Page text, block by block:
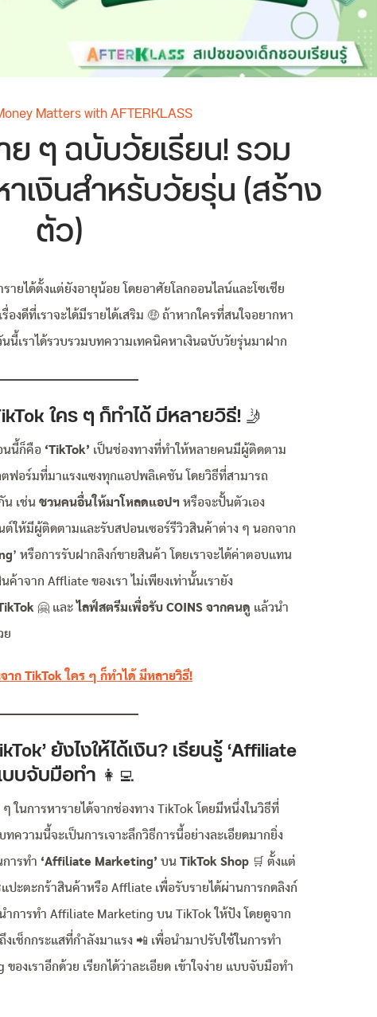
Matters with AFTERKLASS
ย ๆ ฉบับวัยเรียน! รวม
เงินสำหรับวัยรุ่น (สร้าง
ตัว)
ายได้ตั้งแต่ยังอายุน้อย โดยอาศัยโลกออนไลน์และโซเชีย
องดีที่เราจะได้มีรายได้เสริม 🤑 ถ้าหากใครที่สนใจอยากหา
นี้เราได้รวบรวมบทความเทคนิคหาเงินฉบับวัยรุ่นมาฝาก
ใคร ๆ ก็ทำได้ มีหลายวิธี!🤳
นนี้ก็คือ ‘TikTok’ เป็นช่องทางที่ทำให้หลายคนมีผู้ติดตาม
ฟอร์มที่มาแรงแซงทุกแอปพลิเคชัน โดยวิธีที่สามารถ
น เช่น ชวนคนอื่นให้มาโหลดแอปฯ หรือจะปั้นตัวเอง
ต์ให้มีผู้ติดตามและรับสปอนเซอร์รีวิวสินค้าต่าง ๆ นอกจาก
’ หรือการรับฝากลิงก์ขายสินค้า โดยเราจะได้ค่าตอบแทน
าจาก Affliate ของเรา ไม่เพียงเท่านั้นเรายัง
🤗 และ ไลฟ์สตรีมเพื่อรับ COINS จากคนดู แล้วนำ
ย
าก TikTok ใคร ๆ ก็ทำได้ มีหลายวิธี!
ยังไงให้ได้เงิน? เรียนรู้ ‘Affiliate
บบจับมือทำ 👩‍💻
ในการหารายได้จากช่องทาง TikTok โดยมีหนึ่งในวิธีที่
ความนี้จะเป็นการเจาะลึกวิธีการนี้อย่างละเอียดมากยิ่ง
ารทำ ‘Affiliate Marketing’ บน TikTok Shop 🛒 ตั้งแต่
แปะตะกร้าสินค้าหรือ Affliate เพื่อรับรายได้ผ่านการกดลิงก์
การทำ Affiliate Marketing บน TikTok ให้ปัง โดยดูจาก
เช็กกระแสที่กำลังมาแรง 📲 เพื่อนำมาปรับใช้ในการทำ
งเราอีกด้วย เรียกได้ว่าละเอียด เข้าใจง่าย แบบจับมือทำ